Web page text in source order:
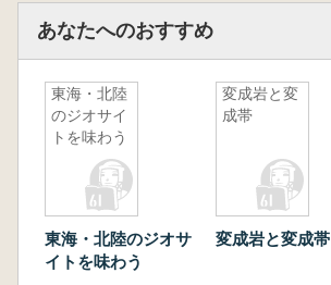
あなたへのおすすめ
東海・北陸
のジオサイ
トを味わう
東海・北陸のジオサ
イトを味わう
変成岩と変
成帯
変成岩と変成帯